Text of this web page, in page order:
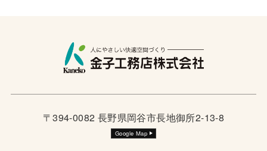
〒394-0082 長野県岡谷市長地御所2-13-8
Google Map